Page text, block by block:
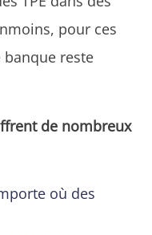
pour ces
reste
de nombreux
où des